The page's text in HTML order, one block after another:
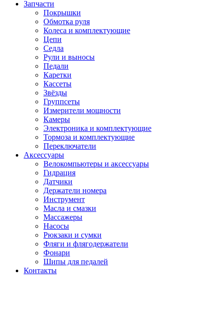
Запчасти
Покрышки
Обмотка руля
Колеса и комплектующие
Цепи
Седла
Рули и выносы
Педали
Каретки
Кассеты
Звёзды
Группсеты
Измерители мощности
Камеры
Электроника и комплектующие
Тормоза и комплектующие
Переключатели
Аксессуары
Велокомпьютеры и аксессуары
Гидрация
Датчики
Держатели номера
Инструмент
Масла и смазки
Массажеры
Насосы
Рюкзаки и сумки
Фляги и флягодержатели
Фонари
Шипы для педалей
Контакты